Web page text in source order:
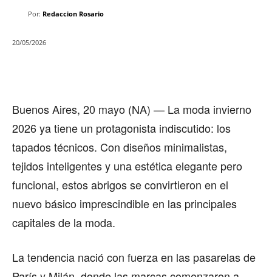
Por: Redaccion Rosario
20/05/2026
Buenos Aires, 20 mayo (NA) — La moda invierno
2026 ya tiene un protagonista indiscutido: los
tapados técnicos. Con diseños minimalistas,
tejidos inteligentes y una estética elegante pero
funcional, estos abrigos se convirtieron en el
nuevo básico imprescindible en las principales
capitales de la moda.
La tendencia nació con fuerza en las pasarelas de